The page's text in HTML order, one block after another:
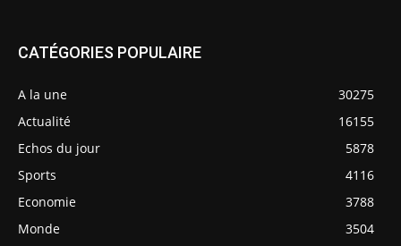
CATÉGORIES POPULAIRE
A la une
30275
Actualité
16155
Echos du jour
5878
Sports
4116
Economie
3788
Monde
3504